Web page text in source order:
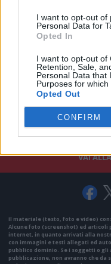
I want to opt-out of
Personal Data for
Opted In
I want to opt-out of
Retention, Sale,
Personal Data that
Purposes for which
Opted Out
CONFIRM
VAI
Il materiale (testo, foto e video)
Alcune foto (screenshot) ed articoli
internet, in quanto arrivati alla
con immagini e testi allegati ed
pubblico dominio. Se i soggetti o
pubblicazione, non avranno che